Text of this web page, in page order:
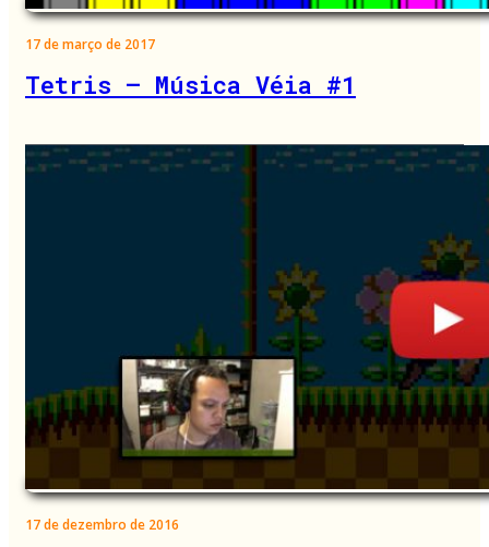
17 de março de 2017
Tetris – Música Véia #1
17 de dezembro de 2016